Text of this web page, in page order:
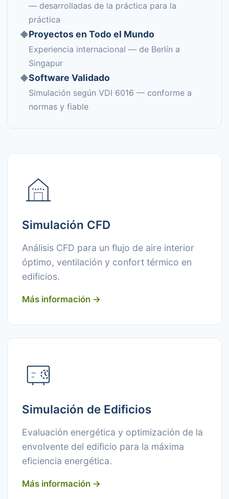
— desarrolladas de la práctica para la
práctica
◆Proyectos en Todo el Mundo
Experiencia internacional — de Berlín a
Singapur
◆Software Validado
Simulación según VDI 6016 — conforme a
normas y fiable
Simulación CFD
Análisis CFD para un flujo de aire interior
óptimo, ventilación y confort térmico en
edificios.
Más información →
Simulación de Edificios
Evaluación energética y optimización de la
envolvente del edificio para la máxima
eficiencia energética.
Más información →